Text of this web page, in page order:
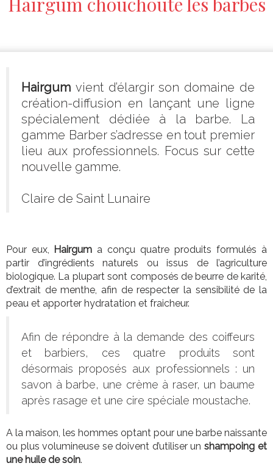
Hairgum vient d’élargir son domaine de
création-diffusion en lançant une ligne
spécialement dédiée à la barbe. La
gamme Barber s’adresse en tout premier
lieu aux professionnels. Focus sur cette
nouvelle gamme.
Claire de Saint Lunaire
Pour eux, Hairgum a conçu quatre produits formulés à
partir d’ingrédients naturels ou issus de l’agriculture
biologique. La plupart sont composés de beurre de karité,
d’extrait de menthe, afin de respecter la sensibilité de la
peau et apporter hydratation et fraicheur.
Afin de répondre à la demande des coiffeurs
et barbiers, ces quatre produits sont
désormais proposés aux professionnels : un
savon à barbe, une crème à raser, un baume
après rasage et une cire spéciale moustache.
A la maison, les hommes optant pour une barbe naissante
ou plus volumineuse se doivent d’utiliser un shampoing et
une huile de soin.